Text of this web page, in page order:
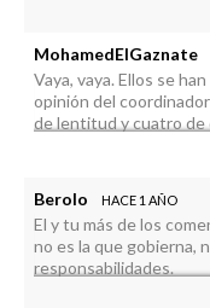
MohamedElGaznate
Vaya, vaya. Ellos se
opinión del
de lentitud y cuatro de
Berolo HACE 1 AÑO
El y tu más de los
no es la que gobierna,
responsabilidades.